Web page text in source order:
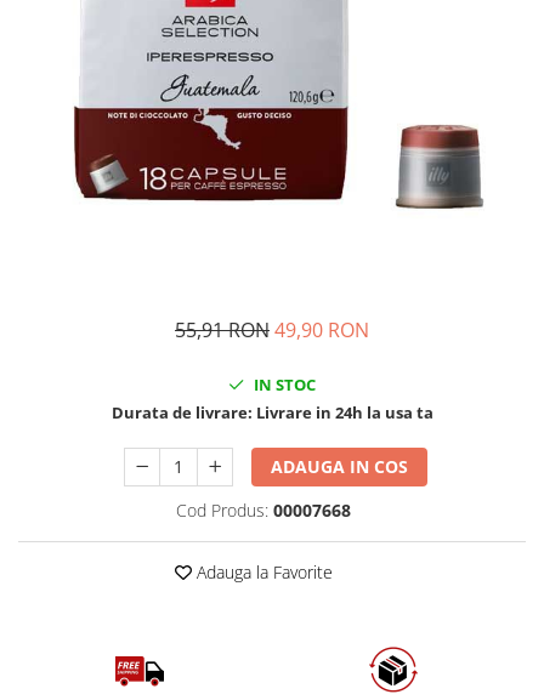
Nespresso Professional
Cremesso
Tassimo
Cafea macinata
55,91 RON49,90 RON
IN STOC
Durata de livrare: Livrare in 24h la usa ta
ADAUGA IN COS
Cod Produs: 00007668
Adauga la Favorite